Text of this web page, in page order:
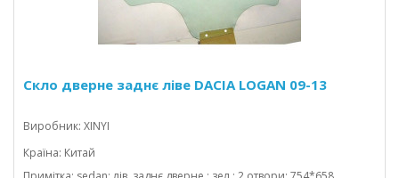
Скло дверне заднє ліве DACIA LOGAN 09-13
Виробник: XINYI
Країна: Китай